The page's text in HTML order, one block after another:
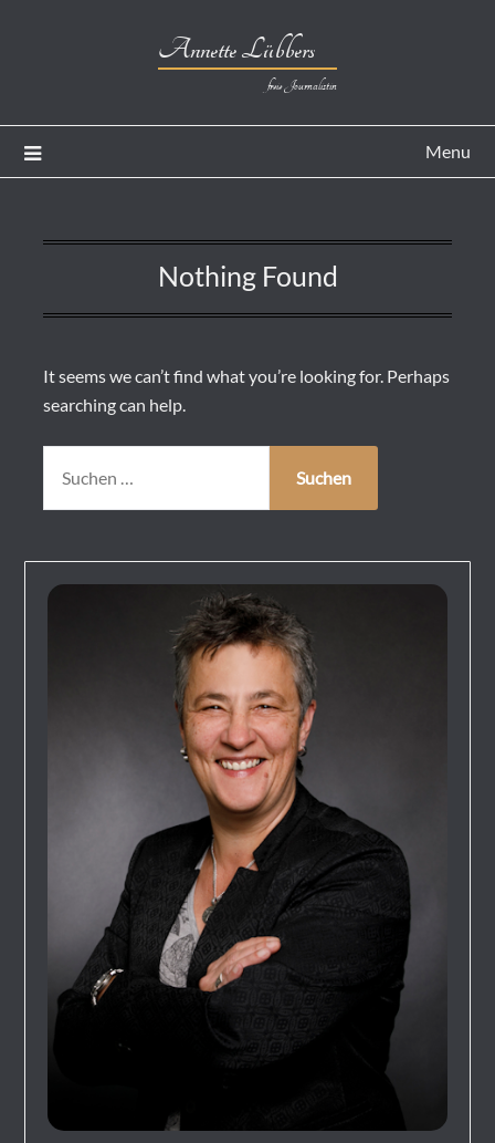
Annette Lübbers
freie Journalistin
Menu
Nothing Found
It seems we can’t find what you’re looking for. Perhaps
searching can help.